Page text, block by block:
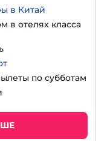
в Китай
в отелях класса
по субботам